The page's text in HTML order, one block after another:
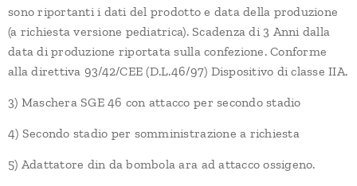
sono riportanti i dati del prodotto e data della produzione
(a richiesta versione pediatrica). Scadenza di 3 Anni dalla
data di produzione riportata sulla confezione. Conforme
alla direttiva 93/42/CEE (D.L.46/97) Dispositivo di classe IIA.
3) Maschera SGE 46 con attacco per secondo stadio
4) Secondo stadio per somministrazione a richiesta
5) Adattatore din da bombola ara ad attacco ossigeno.